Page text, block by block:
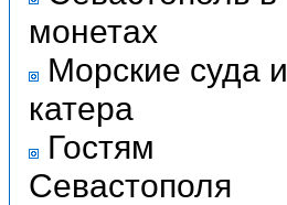
монетах
Морские суда и
катера
Гостям
Севастополя